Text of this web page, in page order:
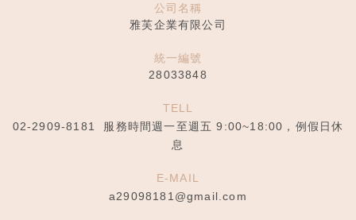
公司名稱
雅芙企業有限公司
統一編號
28033848
TELL
02-2909-8181
服務時間週一至週五 9:00~18:00，例假日休
息
E-MAIL
a29098181@gmail.com